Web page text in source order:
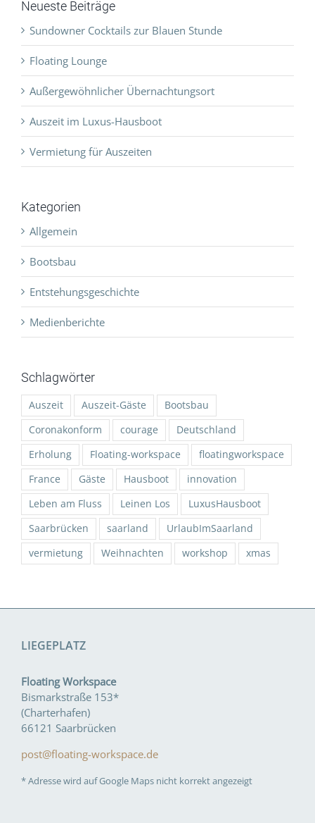
Neueste Beiträge
Sundowner Cocktails zur Blauen Stunde
Floating Lounge
Außergewöhnlicher Übernachtungsort
Auszeit im Luxus-Hausboot
Vermietung für Auszeiten
Kategorien
Allgemein
Bootsbau
Entstehungsgeschichte
Medienberichte
Schlagwörter
Auszeit Auszeit-Gäste
Bootsbau
Coronakonform
courage
Deutschland
Erholung
Floating-workspace
floatingworkspace
France
Gäste Hausboot
innovation
Leben am Fluss
Leinen Los
LuxusHausboot
Saarbrücken
saarland
UrlaubImSaarland
vermietung
Weihnachten workshop xmas
LIEGEPLATZ
Floating Workspace
Bismarkstraße 153*
(Charterhafen)
66121 Saarbrücken
post@floating-workspace.de
* Adresse wird auf Google Maps nicht korrekt angezeigt